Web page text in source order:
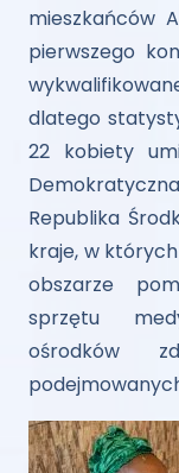
mieszkańców
pierwszego
dlatego
22 kobiety
Republika
kraje, w
obszarze
sprzętu
ośrodków